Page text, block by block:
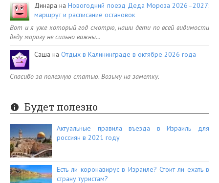
Динара наНовогодний поезд Деда Мороза 2026–2027:
маршрут и расписание остановок
Вот и я уже который год смотрю, наши дети по всей видимости
деду морозу не сильно важны…
Саша на Отдых в Калининграде в октябре 2026 года
Спасибо за полезную статью. Возьму на заметку.
Будет полезно
Актуальные правила въезда в Израиль для
россиян в 2021 году
Есть ли коронавирус в Израиле? Стоит ли ехать в
страну туристам?